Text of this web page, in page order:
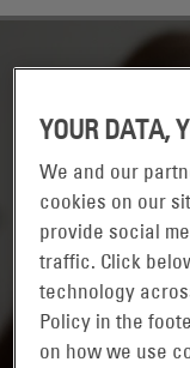
YOUR DATA,
We and our
cookies on our
provide social
traffic. Click
technology
Policy in the
on how we use